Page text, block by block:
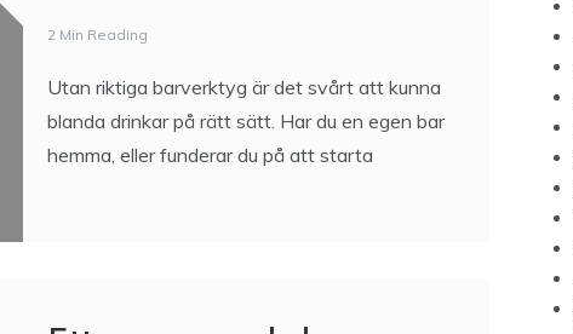
Barverktyg som du inte kan
leva utan
2 Min Reading